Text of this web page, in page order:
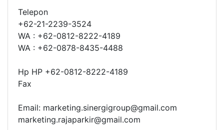
Telepon
+62-21-2239-3524
WA : +62-0812-8222-4189
WA : +62-0878-8435-4488
Hp HP +62-0812-8222-4189
Fax
Email: marketing.sinergigroup@gmail.com
marketing.rajaparkir@gmail.com